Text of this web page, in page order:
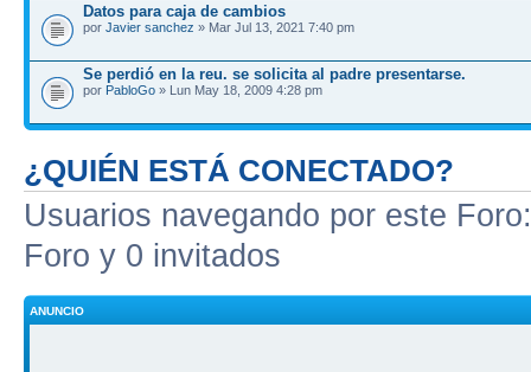
Datos para caja de cambios
por Javier sanchez » Mar Jul 13, 2021 7:40 pm
Se perdió en la reu. se solicita al padre presentarse.
por PabloGo » Lun May 18, 2009 4:28 pm
¿QUIÉN ESTÁ CONECTADO?
Usuarios navegando por este
Foro y 0 invitados
ANUNCIO